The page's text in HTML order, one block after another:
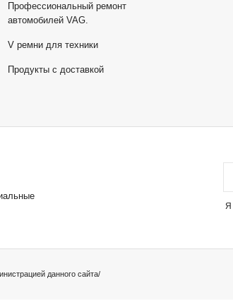
Профессиональный ремонт
автомобилей VAG.
V ремни для техники
Продукты с доставкой
Я
данного сайта/